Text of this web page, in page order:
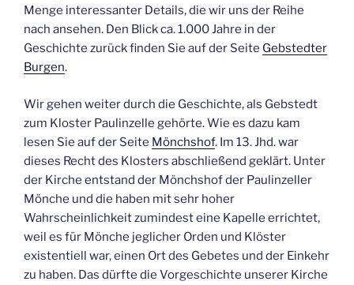
Menge interessanter Details, die wir uns der Reihe
nach ansehen. Den Blick ca. 1.000 Jahre in der
Geschichte zurück finden Sie auf der Seite Gebstedter
Burgen.
Wir gehen weiter durch die Geschichte, als Gebstedt
zum Kloster Paulinzelle gehörte. Wie es dazu kam
lesen Sie auf der Seite Mönchshof. Im 13. Jhd. war
dieses Recht des Klosters abschließend geklärt. Unter
der Kirche entstand der Mönchshof der Paulinzeller
Mönche und die haben mit sehr hoher
Wahrscheinlichkeit zumindest eine Kapelle errichtet,
weil es für Mönche jeglicher Orden und Klöster
existentiell war, einen Ort des Gebetes und der Einkehr
zu haben. Das dürfte die Vorgeschichte unserer Kirche